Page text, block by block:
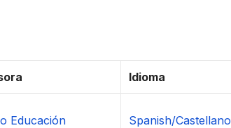
Idioma
Educación Spanish/Castellano